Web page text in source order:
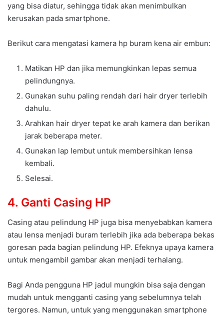
yang bisa diatur, sehingga tidak akan menimbulkan
kerusakan pada smartphone.
Berikut cara mengatasi kamera hp buram kena air embun:
Matikan HP dan jika memungkinkan lepas semua
pelindungnya.
Gunakan suhu paling rendah dari hair dryer terlebih
dahulu.
Arahkan hair dryer tepat ke arah kamera dan berikan
jarak beberapa meter.
Gunakan lap lembut untuk membersihkan lensa
kembali.
Selesai.
4. Ganti Casing HP
Casing atau pelindung HP juga bisa menyebabkan kamera
atau lensa menjadi buram terlebih jika ada beberapa bekas
goresan pada bagian pelindung HP. Efeknya upaya kamera
untuk mengambil gambar akan menjadi terhalang.
Bagi Anda pengguna HP jadul mungkin bisa saja dengan
mudah untuk mengganti casing yang sebelumnya telah
tergores. Namun, untuk yang menggunakan smartphone